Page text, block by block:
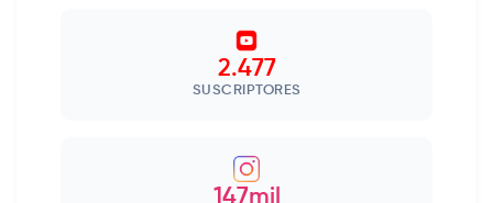
2.477
SUSCRIPTORES
147mil